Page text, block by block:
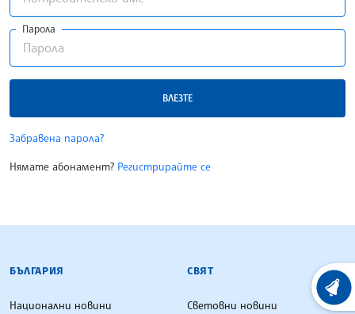
Парола
ВЛЕЗТЕ
Забравена парола?
Нямате абонамент? Регистрирайте се
БЪЛГАРСКА ТЕЛЕГРАФНА АГЕНЦИЯ
БЪЛГАРИЯ
Национални новини
СВЯТ
Световни новини